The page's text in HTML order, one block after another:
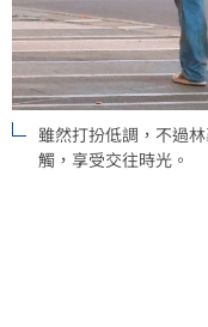
雖然打扮低調，不過
觸，享受交往時光。